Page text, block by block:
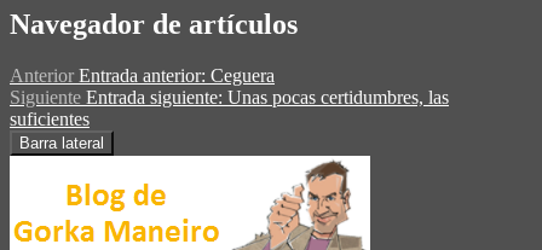
Navegador de artículos
Anterior Entrada anterior: Ceguera
Siguiente Entrada siguiente: Unas pocas certidumbres, las
suficientes
Barra lateral